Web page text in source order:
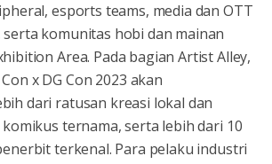
esports teams, media dan OTT
komunitas hobi dan mainan
Area. Pada bagian Artist Alley,
x DG Con 2023 akan
dari ratusan kreasi lokal dan
ternama, serta lebih dari 10
terkenal. Para pelaku industri